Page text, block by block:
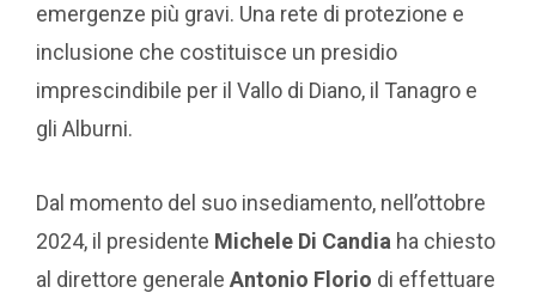
emergenze più gravi. Una rete di protezione e
inclusione che costituisce un presidio
imprescindibile per il Vallo di Diano, il Tanagro e
gli Alburni.
Dal momento del suo insediamento, nell’ottobre
2024, il presidente Michele Di Candia ha chiesto
al direttore generale Antonio Florio di effettuare